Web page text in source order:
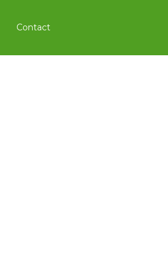
Contact